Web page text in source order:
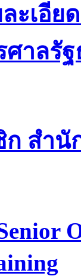
ะเอีย
ศาลรั
สำนั